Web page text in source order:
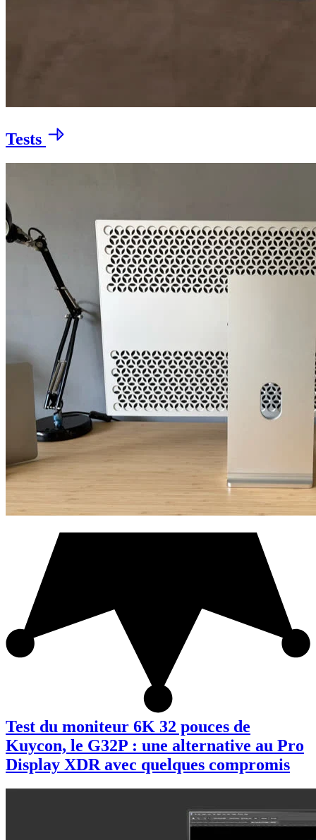
Tests
Test du moniteur 6K 32 pouces de
Kuycon, le G32P : une alternative au Pro
Display XDR avec quelques compromis